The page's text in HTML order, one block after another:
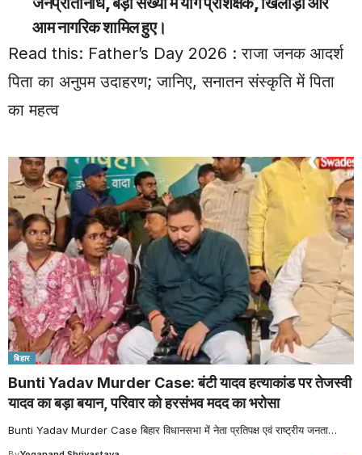
आम नागरिक शामिल हुए।
Read this: Father’s Day 2026 : राजा जनक आदर्श
पिता का अनुपम उदाहरण; जानिए, सनातन संस्कृति में पिता
का महत्व
बिहार
Bunti Yadav Murder Case: बंटी यादव हत्याकांड पर तेजस्वी
यादव का बड़ा बयान, परिवार को हरसंभव मदद का भरोसा
Bunti Yadav Murder Case बिहार विधानसभा में नेता प्रतिपक्ष एवं राष्ट्रीय जनता…